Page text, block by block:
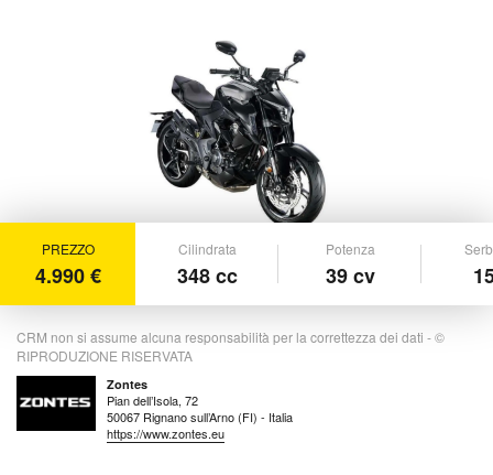
PREZZO
4.990 €
Cilindrata
348 cc
Potenza
39 cv
CRM non si assume alcuna responsabilità per la correttezza dei dati - ©
RIPRODUZIONE RISERVATA
Zontes
Pian dell’Isola, 72
50067 Rignano sull’Arno (FI) - Italia
https://www.zontes.eu